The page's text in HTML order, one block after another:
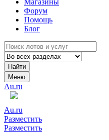
Магазины
Форум
Помощь
Блог
Найти
Меню
Au.ru
Au.ru
Разместить
Разместить